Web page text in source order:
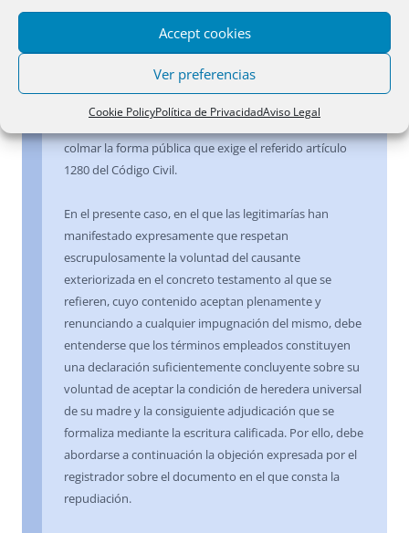
Accept cookies
Ver preferencias
Cookie PolicyPolítica de PrivacidadAviso Legal
junio de 1955 y 9 de diciembre de 1992– añade que no
es necesario que «el documento auténtico sea
que indubitadamente proceda del renunciante».
Cuestión distinta es que, para surtir efectos en relación
colmar la forma pública que exige el referido artículo
1280 del Código Civil.
En el presente caso, en el que las legitimarías han
manifestado expresamente que respetan
escrupulosamente la voluntad del causante
exteriorizada en el concreto testamento al que se
refieren, cuyo contenido aceptan plenamente y
renunciando a cualquier impugnación del mismo, debe
entenderse que los términos empleados constituyen
una declaración suficientemente concluyente sobre su
voluntad de aceptar la condición de heredera universal
de su madre y la consiguiente adjudicación que se
formaliza mediante la escritura calificada. Por ello, debe
abordarse a continuación la objeción expresada por el
registrador sobre el documento en el que consta la
repudiación.